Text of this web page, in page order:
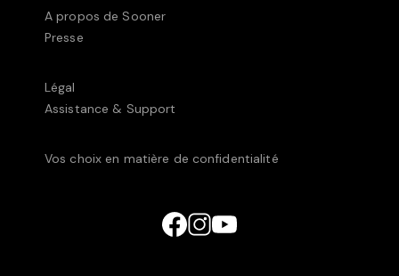
A propos de Sooner
Presse
Légal
Assistance & Support
Vos choix en matière de confidentialité